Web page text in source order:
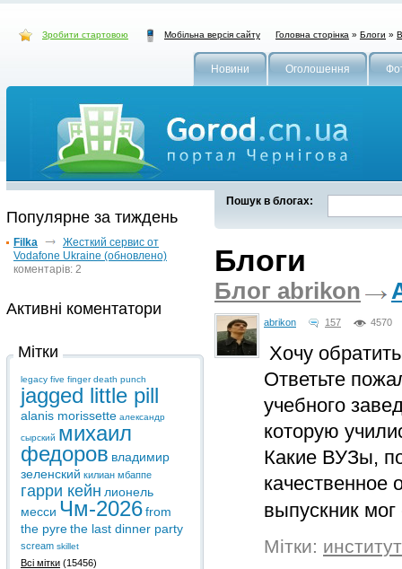
Зробити стартовою Мобільна версія сайту Головна сторінка » Блоги »
Новини Оголошення
Пошук в блогах:
Блоги
Блог abrikon
abrikon 157 4570
Хочу
Ответьте
учебного
которую
Какие ВУЗы,
качественное
выпускник
Мітки: институт
Популярне за тиждень
Filka
Жесткий сервис от
Vodafone Ukraine (обновлено)
коментарів: 2
Активні коментатори
Мітки
legacy five finger death punch
jagged little pill
alanis morissette александр
сырский михаил
федоров владимир
зеленский килиан мбаппе
гарри кейн лионель
месси Чм-2026from
the pyrethe last dinner party
scream skillet
Всі мітки (15456)